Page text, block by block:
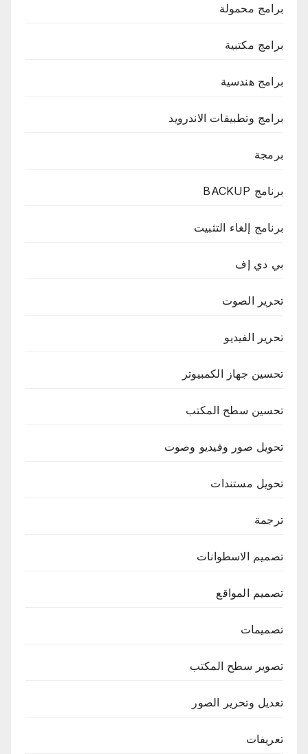
برامج محمولة
برامج مكتبية
برامج هندسية
برامج وتطبيقات الاندرويد
برمجة
برنامج BACKUP
برنامج إلغاء التثبيت
بي دي إف
تحرير الصوت
تحرير الفيديو
تحسين جهاز الكمبيوتر
تحسين سطح المكتب
تحويل صور وفيديو وصوت
تحويل مستندات
ترجمة
تصميم الاسطوانات
تصميم المواقع
تصميمات
تصوير سطح المكتب
تعديل وتحرير الصور
تعريفات